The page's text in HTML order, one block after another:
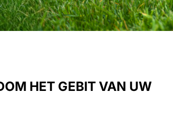
HET GEBIT VAN UW